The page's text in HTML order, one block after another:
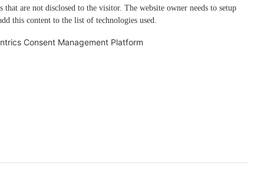
are not disclosed to the visitor. The website owner needs to setup
this content to the list of technologies used.
Consent Management Platform